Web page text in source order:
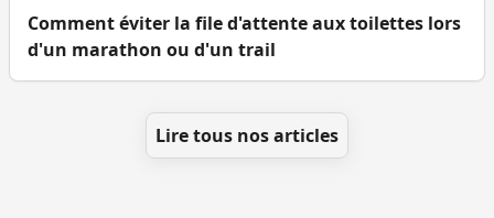
Comment éviter la file d'attente aux toilettes lors
d'un marathon ou d'un trail
Lire tous nos articles